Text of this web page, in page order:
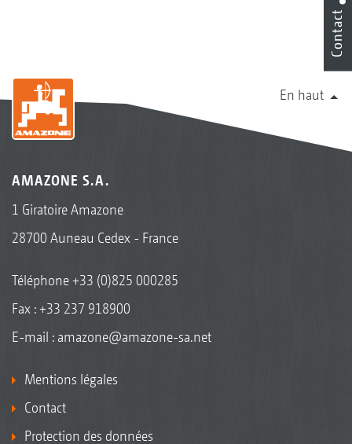
En haut
AMAZONE S.A.
1 Giratoire Amazone
28700 Auneau Cedex - France
Téléphone+33 (0)825 000285
Fax : +33 237 918900
E-mail : amazone@amazone-sa.net
Mentions légales
Contact
Protection des données
Contact